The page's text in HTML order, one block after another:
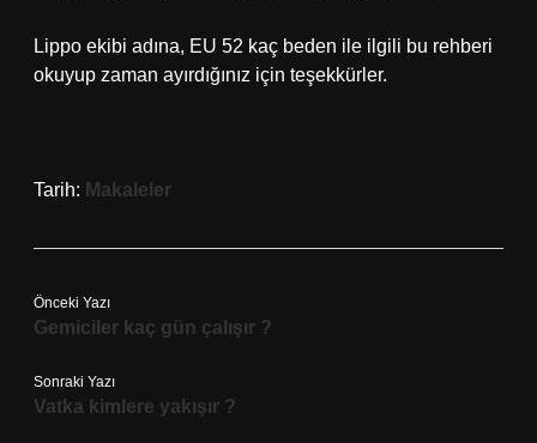
Lippo ekibi adına, EU 52 kaç beden ile ilgili bu rehberi
okuyup zaman ayırdığınız için teşekkürler.
Tarih: Makaleler
Önceki Yazı
Gemiciler kaç gün çalışır ?
Sonraki Yazı
Vatka kimlere yakışır ?